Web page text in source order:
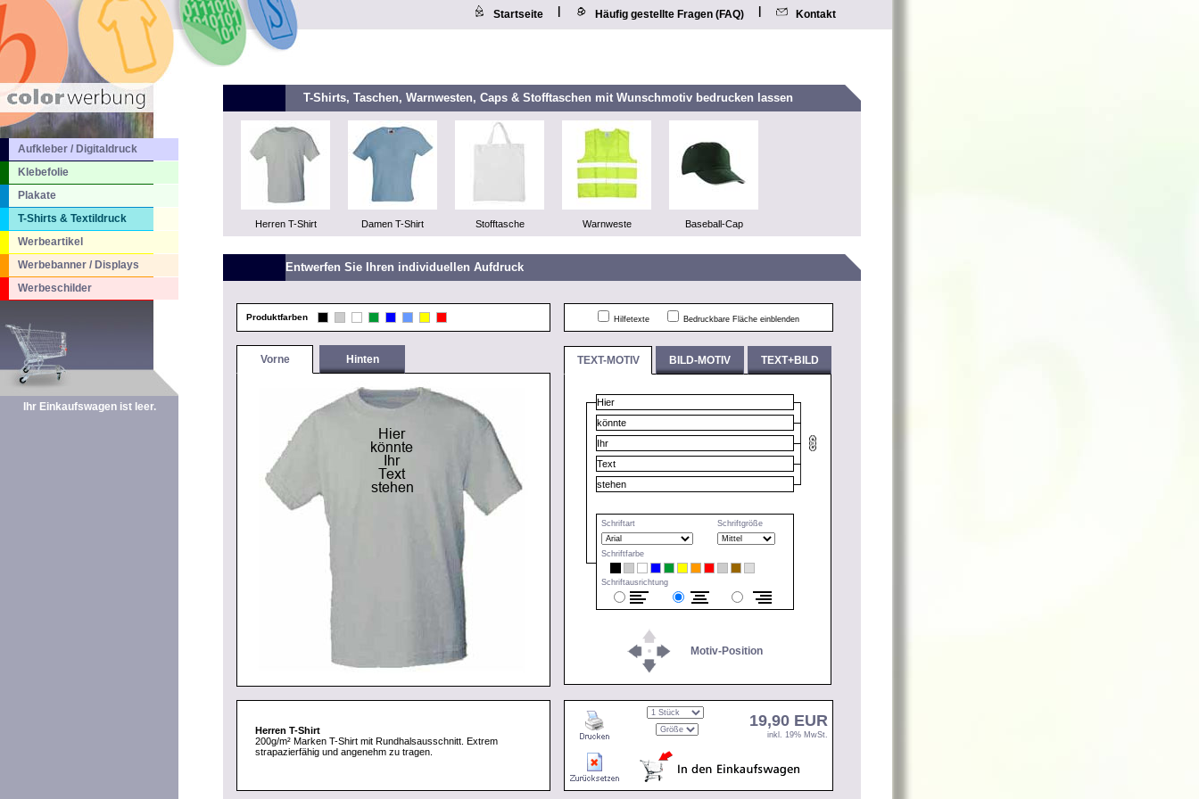
Startseite Häufig gestellte Fragen (FAQ) Kontakt
Aufkleber / Digitaldruck
Klebefolie
Plakate
T-Shirts & Textildruck
Werbeartikel
Werbebanner / Displays
Werbeschilder
Ihr Einkaufswagen ist leer.
T-Shirts, Taschen, Warnwesten, Caps & Stofftaschen mit Wunschmotiv bedrucken lassen
Herren T-Shirt Damen T-Shirt Stofftasche Warnweste Baseball-Cap
Entwerfen Sie Ihren individuellen Aufdruck
Produktfarben Hilfetexte Bedruckbare Fläche einblenden
Vorne Hinten TEXT-MOTIV BILD-MOTIV TEXT+BILD
Schriftart Schriftgröße
Schriftfarbe
Schriftausrichtung
Motiv-Position
Herren T-Shirt
200g/m² Marken T-Shirt mit Rundhalsausschnitt. Extrem
strapazierfähig und angenehm zu tragen.
19,90 EUR
inkl. 19% MwSt.